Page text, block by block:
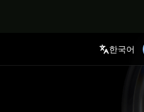
한국어